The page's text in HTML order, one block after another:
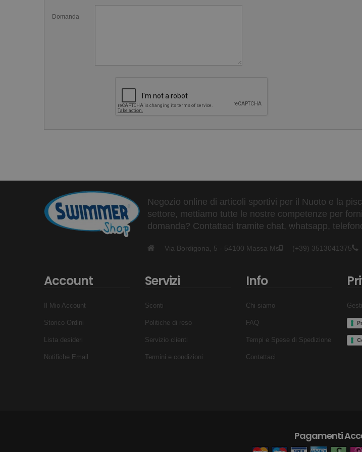
mercato. Il silicone di queste cuffie è contenitivo e molto resistente. Disponibile in tre
Caratteristiche della&nbsp;Calotta Gara Nuoto Piscina approvata
Liscia e senza pieghe
Resta al suo posto (se indossata correttamente)
In silicone 100%
Domanda
Negozio online di articoli sportivi per il Nuoto e la
settore, mettiamo tutte le nostre competenze per
domanda? Contattaci tramite chat, whatsapp,
Via Bordigona, 5 - 54100 Massa Ms (+39) 3513041375
Account
Il Mio Account
Storico Ordini
Lista desideri
Notifiche Email
Servizi
Sconti
Politiche di reso
Servizio clienti
Termini e condizioni
Info
Chi siamo
FAQ
Tempi e Spese di Spedizione
Contattaci
Pagamenti